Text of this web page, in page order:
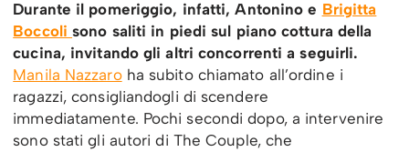
Durante il pomeriggio, infatti, Antonino e Brigitta
Boccolisono saliti in piedi sul piano cottura della
cucina, invitando gli altri concorrenti a seguirli.
Manila Nazzaroha subito chiamato all’ordine i
ragazzi, consigliandogli di scendere
immediatamente. Pochi secondi dopo, a intervenire
sono stati gli autori di The Couple, che